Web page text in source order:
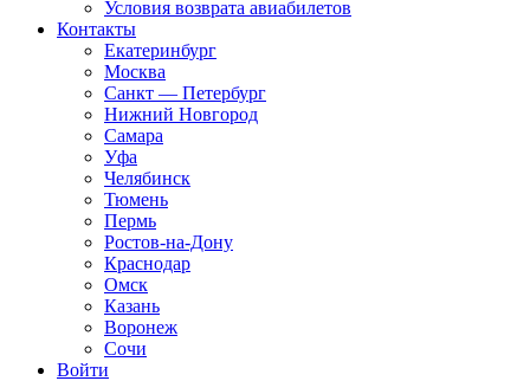
Условия возврата авиабилетов
Контакты
Екатеринбург
Москва
Санкт — Петербург
Нижний Новгород
Самара
Уфа
Челябинск
Тюмень
Пермь
Ростов-на-Дону
Краснодар
Омск
Казань
Воронеж
Сочи
Войти